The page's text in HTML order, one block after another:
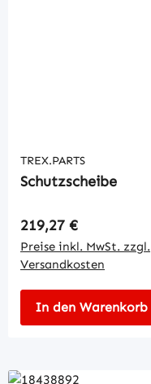
TREX.PARTS
Schutzscheibe
Regulärer Preis:
219,27 €
Preise inkl. MwSt. zzgl.
Versandkosten
In den Warenkorb